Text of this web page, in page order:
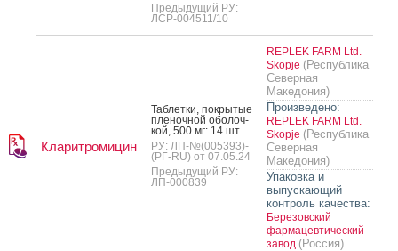
Предыдущий РУ:
ЛСР-004511/10
Кларитромицин
Таб­летки, пок­ры­тые
пле­ноч­ной обо­лоч­
кой, 500 мг: 14 шт.
РУ: ЛП-№(005393)-
(РГ-RU) от 07.05.24
Предыдущий РУ:
ЛП-000839
REPLEK FARM Ltd.
Skopje (Республика
Северная
Македония)
Произведено:
REPLEK FARM Ltd.
Skopje (Республика
Северная
Македония)
Упаковка и
выпускающий
контроль качества:
Березовский
фармацевтический
завод (Россия)